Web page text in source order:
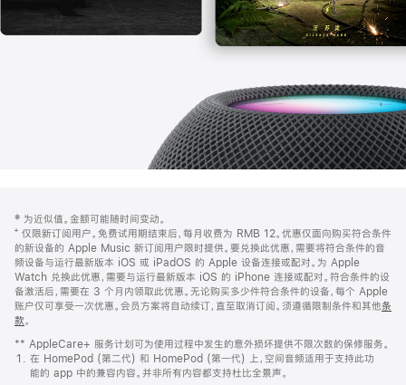
页
页
脚
注
‡ 为近似值。金额可能随时间变动。
⁺ 仅限新订阅用户。免费试用期结束后，每月收费为 RMB 12。优惠仅面向购买符合条件
的新设备的 Apple Music 新订阅用户限时提供。要兑换此优惠，需要将符合条件的音
频设备与运行最新版本 iOS 或 iPadOS 的 Apple 设备连接或配对。为 Apple
Watch 兑换此优惠，需要与运行最新版本 iOS 的 iPhone 连接或配对。符合条件的设
备激活后，需要在 3 个月内领取此优惠。无论购买多少件符合条件的设备，每个 Apple
账户仅可享受一次优惠。会员方案将自动续订，直至取消订阅。须遵循限制条件和其他条
款。
窗
口
中
** AppleCare+ 服务计划可为使用过程中发生的意外损坏提供不限次数的保修服务。
在 HomePod (第二代) 和 HomePod (第一代) 上，空间音频适用于支持此功
能的 app 中的兼容内容。并非所有内容都支持杜比全景声。